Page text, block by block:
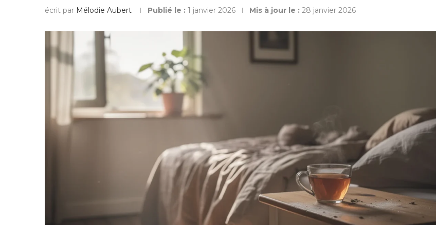
écrit par Mélodie Aubert Publié le : 1 janvier 2026 Mis à jour le : 28 janvier 2026